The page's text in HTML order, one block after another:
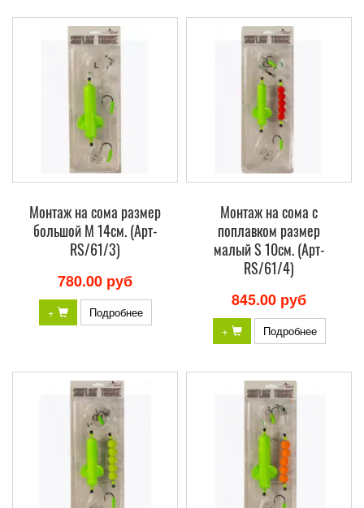
Монтаж на сома размер
большой M 14см. (Арт-
RS/61/3)
780.00 руб
+ Подробнее
Монтаж на сома с
поплавком размер
малый S 10см. (Арт-
RS/61/4)
845.00 руб
+ Подробнее